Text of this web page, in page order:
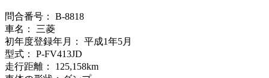
問合番号： B-8818
車名： 三菱
初年度登録年月： 平成1年5月
型式： P-FV413JD
走行距離： 125,158km